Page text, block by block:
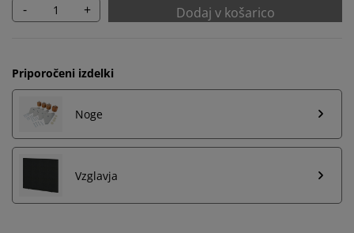
- + Dodaj v košarico
Priporočeni izdelki
Noge
Vzglavja